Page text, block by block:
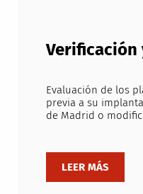
Verificación
Evaluación de los
previa a su
de Madrid o